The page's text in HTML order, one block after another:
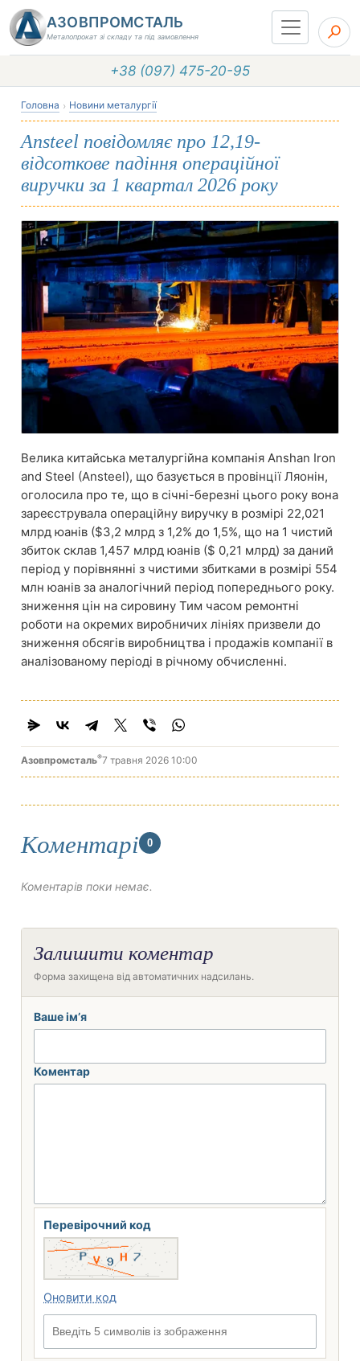
АЗОВПРОМСТАЛЬ
Металопрокат зі складу та під замовлення
+38 (097) 475-20-95
Головна Новини металургії
Ansteel повідомляє про 12,19-
відсоткове падіння операційної
виручки за 1 квартал 2026 року
Велика китайська металургійна компанія Anshan Iron
and Steel (Ansteel), що базується в провінції Ляонін,
оголосила про те, що в січні-березні цього року вона
зареєструвала операційну виручку в розмірі 22,021
млрд юанів ($3,2 млрд з 1,2% до 1,5%, що на 1 чистий
збиток склав 1,457 млрд юанів ($ 0,21 млрд) за даний
період у порівнянні з чистими збитками в розмірі 554
млн юанів за аналогічний період попереднього року.
зниження цін на сировину Тим часом ремонтні
роботи на окремих виробничих лініях призвели до
зниження обсягів виробництва і продажів компанії в
аналізованому періоді в річному обчисленні.
Азовпромсталь®7 травня 2026 10:00
Коментарі 0
Коментарів поки немає.
Залишити коментар
Форма захищена від автоматичних надсилань.
Ваше ім’я
Коментар
Перевірочний код
Оновити код